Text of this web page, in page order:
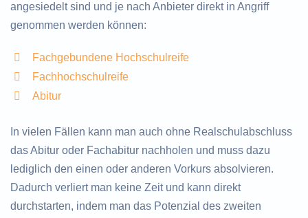
angesiedelt sind und je nach Anbieter direkt in Angriff
genommen werden können:
Fachgebundene Hochschulreife
Fachhochschulreife
Abitur
In vielen Fällen kann man auch ohne Realschulabschluss
das Abitur oder Fachabitur nachholen und muss dazu
lediglich den einen oder anderen Vorkurs absolvieren.
Dadurch verliert man keine Zeit und kann direkt
durchstarten, indem man das Potenzial des zweiten